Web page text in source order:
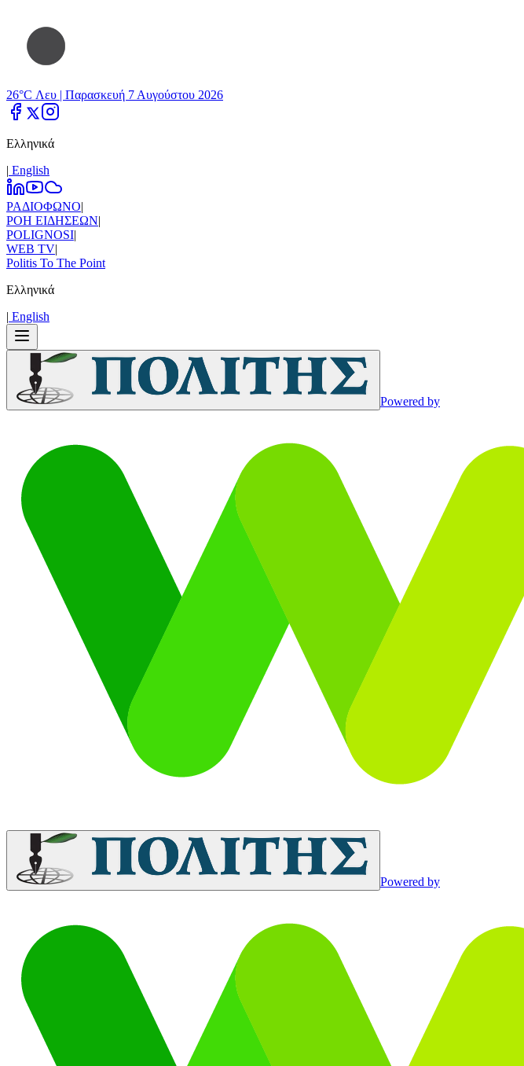
26°C Λευ | Παρασκευή 7 Αυγούστου 2026
Ελληνικά
| Εnglish
ΡΑΔΙΟΦΩΝΟ|
ΡΟΗ ΕΙΔΗΣΕΩΝ|
POLIGNOSI|
WEB TV|
Politis To The Point
Ελληνικά
| Εnglish
Powered by
Powered by